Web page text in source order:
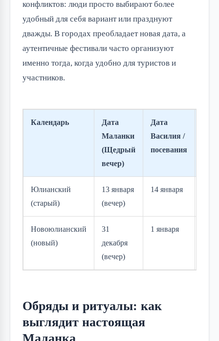
конфликтов: люди просто выбирают более
удобный для себя вариант или празднуют
дважды. В городах преобладает новая дата, а
аутентичные фестивали часто организуют
именно тогда, когда удобно для туристов и
участников.
Календарь
Дата
Маланки
(Щедрый
вечер)
Дата
Василия /
посевания
Юлианский
(старый)
13 января
(вечер)
14 января
Новоюлианский
(новый)
31
декабря
(вечер)
1 января
Обряды и ритуалы: как
выглядит настоящая